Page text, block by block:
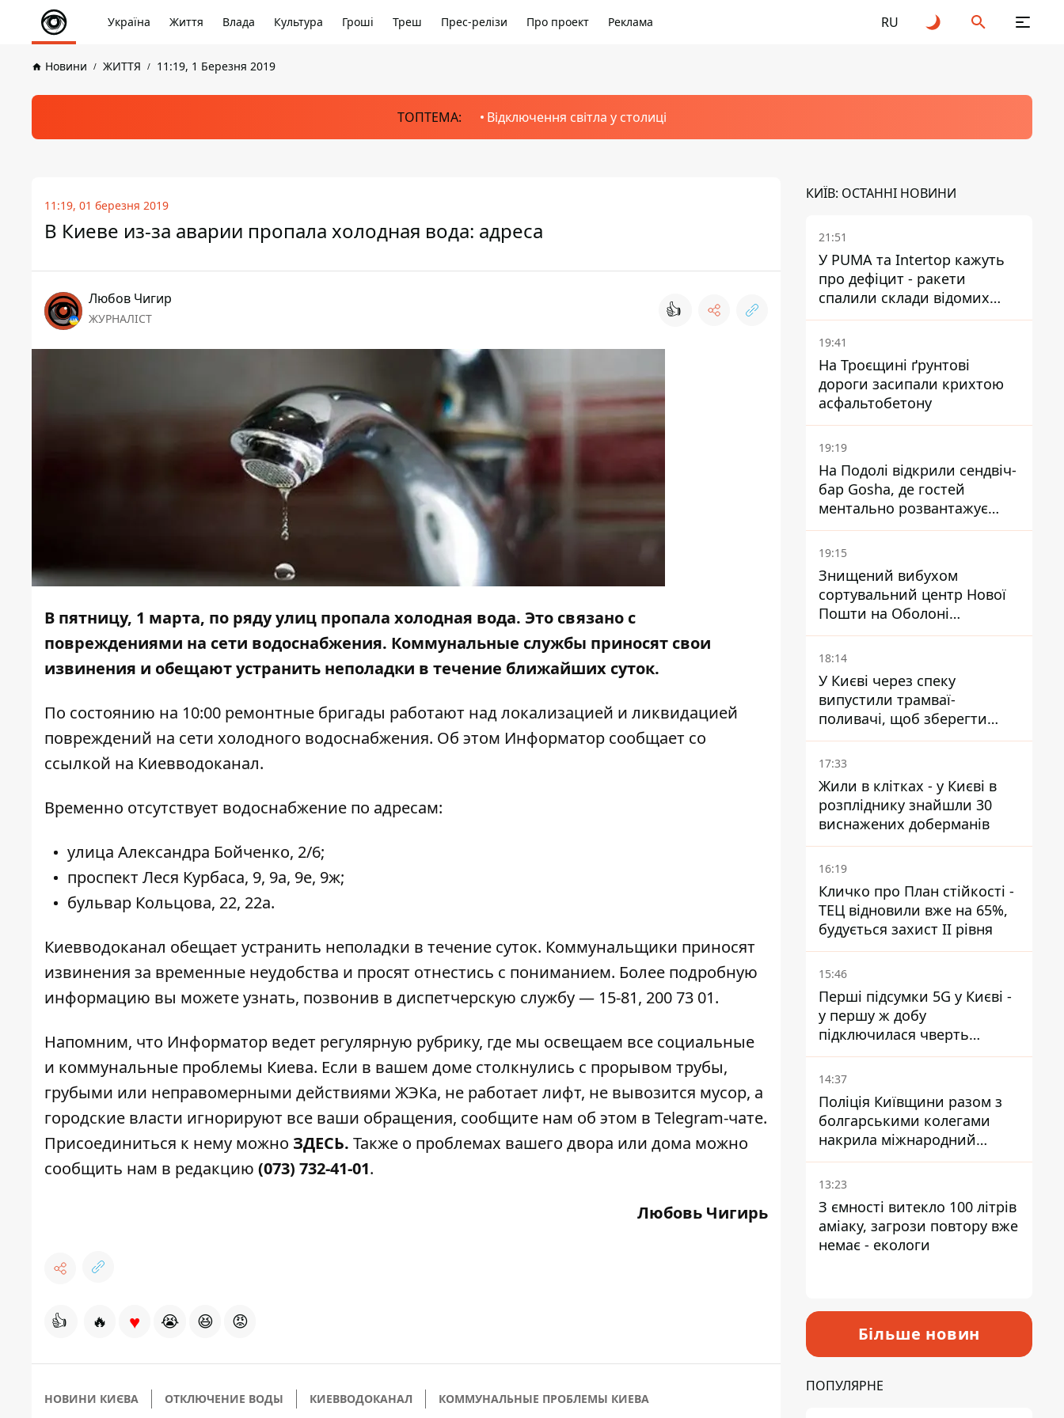
Україна Життя Влада Культура Гроші Треш Прес-релізи Про проект Реклама RU
Новини ЖИТТЯ 11:19, 1 Березня 2019
ТОПТЕМА: Відключення світла у столиці
11:19, 01 березня 2019
В Киеве из-за аварии пропала холодная вода: адреса
Любов Чигир
ЖУРНАЛІСТ 👍
В пятницу, 1 марта, по ряду улиц пропала холодная вода. Это связано с
повреждениями на сети водоснабжения. Коммунальные службы приносят свои
извинения и обещают устранить неполадки в течение ближайших суток.
По состоянию на 10:00 ремонтные бригады работают над локализацией и ликвидацией
повреждений на сети холодного водоснабжения. Об этом Информатор сообщает со
ссылкой на Киевводоканал.
Временно отсутствует водоснабжение по адресам:
улица Александра Бойченко, 2/6;
проспект Леся Курбаса, 9, 9а, 9е, 9ж;
бульвар Кольцова, 22, 22а.
Киевводоканал обещает устранить неполадки в течение суток. Коммунальщики приносят
извинения за временные неудобства и просят отнестись с пониманием. Более подробную
информацию вы можете узнать, позвонив в диспетчерскую службу — 15-81, 200 73 01.
Напомним, что Информатор ведет регулярную рубрику, где мы освещаем все социальные
и коммунальные проблемы Киева. Если в вашем доме столкнулись с прорывом трубы,
грубыми или неправомерными действиями ЖЭКа, не работает лифт, не вывозится мусор, а
городские власти игнорируют все ваши обращения, сообщите нам об этом в Telegram-чате.
Присоединиться к нему можно ЗДЕСЬ. Также о проблемах вашего двора или дома можно
сообщить нам в редакцию (073) 732-41-01.
Любовь Чигирь
👍 🔥 ♥ 😭 😆 😡
НОВИНИ КИЄВА ОТКЛЮЧЕНИЕ ВОДЫ КИЕВВОДОКАНАЛ КОММУНАЛЬНЫЕ ПРОБЛЕМЫ КИЕВА
КИЇВ: ОСТАННІ НОВИНИ
21:51
У PUMA та Intertop кажуть
про дефіцит - ракети
спалили склади відомих
брендів
19:41
На Троєщині ґрунтові
дороги засипали крихтою
асфальтобетону
19:19
На Подолі відкрили сендвіч-
бар Gosha, де гостей
ментально розвантажує
акула
19:15
Знищений вибухом
сортувальний центр Нової
Пошти на Оболоні
запрацював - видають
посилки
18:14
У Києві через спеку
випустили трамваї-
поливачі, щоб зберегти
рейки від деформації
17:33
Жили в клітках - у Києві в
розпліднику знайшли 30
виснажених доберманів
16:19
Кличко про План стійкості -
ТЕЦ відновили вже на 65%,
будується захист ІІ рівня
15:46
Перші підсумки 5G у Києві -
у першу ж добу
підключилася чверть
мільйона абонентів
14:37
Поліція Київщини разом з
болгарськими колегами
накрила міжнародний
наркосиндикат
13:23
З ємності витекло 100 літрів
аміаку, загрози повтору вже
немає - екологи
Більше новин
ПОПУЛЯРНЕ